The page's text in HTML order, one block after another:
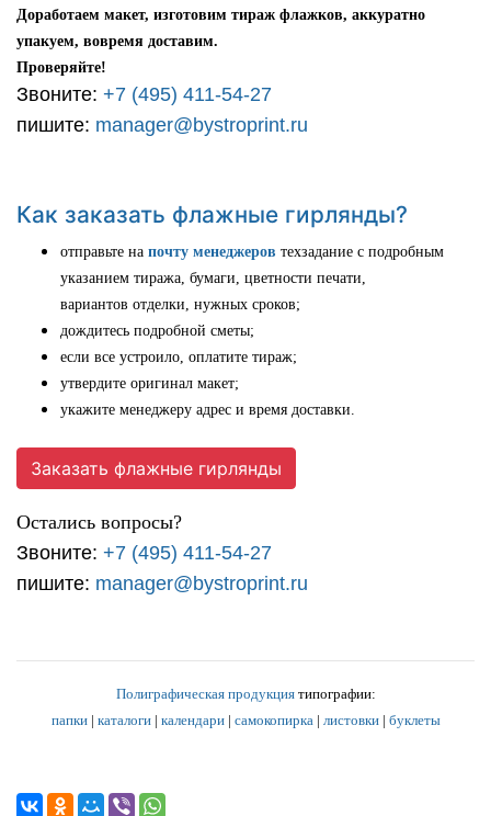
Доработаем макет, изготовим тираж флажков, аккуратно
упакуем, вовремя доставим.
Проверяйте!
Звоните: +7 (495) 411-54-27
пишите: manager@bystroprint.ru
Как заказать флажные гирлянды?
отправьте на почту менеджеров техзадание с подробным
указанием тиража, бумаги, цветности печати,
вариантов отделки, нужных сроков;
дождитесь подробной сметы;
если все устроило, оплатите тираж;
утвердите оригинал макет;
укажите менеджеру адрес и время доставки.
Заказать флажные гирлянды
Остались вопросы?
Звоните: +7 (495) 411-54-27
пишите: manager@bystroprint.ru
Полиграфическая продукциятипографии:
папки| каталоги| календари| самокопирка | листовки| буклеты